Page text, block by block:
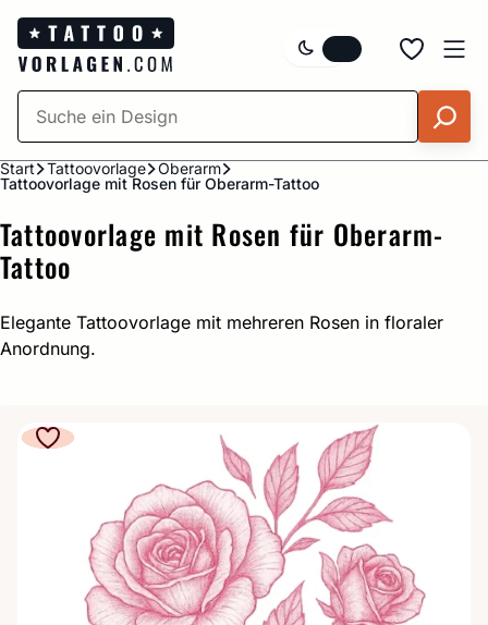
Zum
Inhalt
springen
Start Tattoovorlage
Oberarm
Tattoovorlage mit Rosen für Oberarm-Tattoo
Tattoovorlage mit Rosen für Oberarm-
Tattoo
Elegante Tattoovorlage mit mehreren Rosen in floraler
Anordnung.